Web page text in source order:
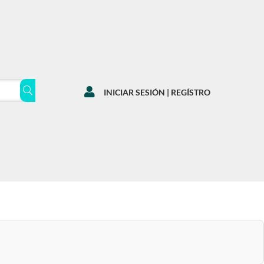
 INICIAR SESIÓN | REGÍSTRO